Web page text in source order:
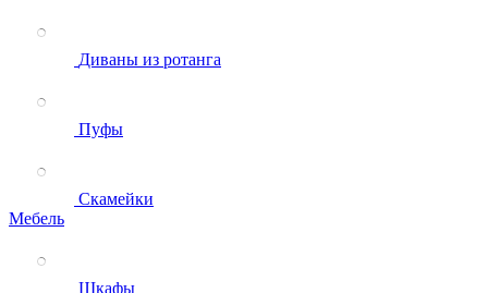
Диваны из ротанга
Пуфы
Скамейки
Мебель
Шкафы